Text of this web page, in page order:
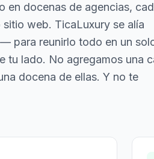
en docenas de agencias,
web. TicaLuxury se alía
para reunirlo todo en un
tu lado. No agregamos una
docena de ellas. Y no te